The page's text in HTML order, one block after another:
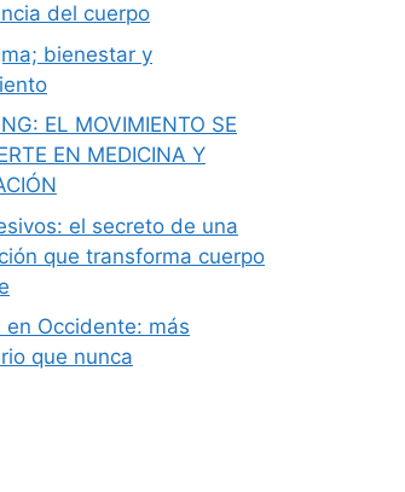
del cuerpo
bienestar y
EL MOVIMIENTO SE
EN MEDICINA Y
el secreto de una
que transforma cuerpo
en Occidente: más
que nunca